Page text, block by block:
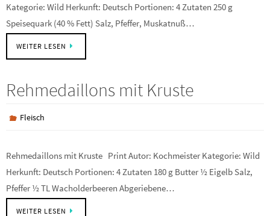
Kategorie: Wild Herkunft: Deutsch Portionen: 4 Zutaten 250 g
Speisequark (40 % Fett) Salz, Pfeffer, Muskatnuß…
WEITER LESEN
Rehmedaillons mit Kruste
Fleisch
Rehmedaillons mit Kruste Print Autor: Kochmeister Kategorie: Wild
Herkunft: Deutsch Portionen: 4 Zutaten 180 g Butter ½ Eigelb Salz,
Pfeffer ½ TL Wacholderbeeren Abgeriebene…
WEITER LESEN